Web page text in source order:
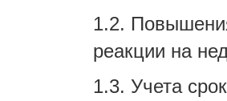
1.2.
реакции на
1.3. Учета